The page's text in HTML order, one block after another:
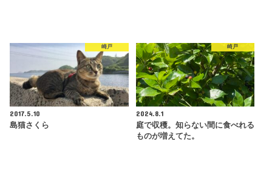
崎戸
2017.5.10
島猫さくら
崎戸
2024.8.1
庭で収穫。知らない間に食べれる
ものが増えてた。